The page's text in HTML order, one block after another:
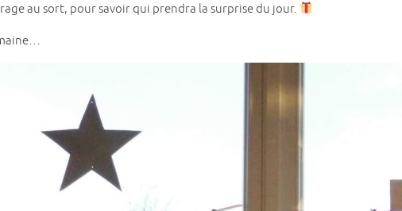
au sort, pour savoir qui prendra la surprise du jour.